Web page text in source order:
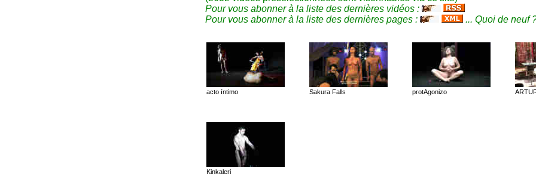
Pour vous abonner à la liste des dernières vidéos :
Pour vous abonner à la liste des dernières pages :
... Quoi de neuf
acto íntimo Sakura Falls protAgonizo
Kinkaleri